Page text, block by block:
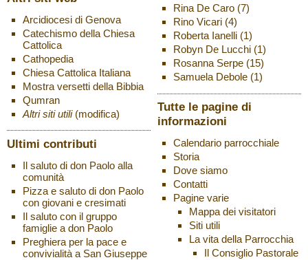
Arcidiocesi di Genova
Catechismo della Chiesa
Cattolica
Cathopedia
Chiesa Cattolica Italiana
Mostra versetti della Bibbia
Qumran
Altri siti utili (modifica)
Ultimi contributi
Il saluto di don Paolo alla
comunità
Pizza e saluto di don Paolo
con giovani e cresimati
Il saluto con il gruppo
famiglie a don Paolo
Preghiera per la pace e
convivialità a San Giuseppe
Rina De Caro(7)
Rino Vicari(4)
Roberta Ianelli(1)
Robyn De Lucchi(1)
Rosanna Serpe(15)
Samuela Debole(1)
Tutte le pagine di
informazioni
Calendario parrocchiale
Storia
Dove siamo
Contatti
Pagine varie
Mappa dei visitatori
Siti utili
La vita della Parrocchia
Il Consiglio Pastorale